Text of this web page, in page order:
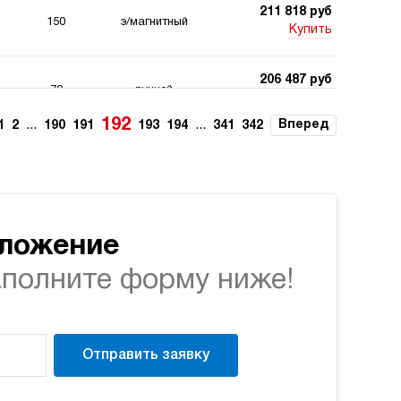
211 818 руб
Купить
150 э/магнитный
206 487 руб
70 ручной
206 506 руб
213 915 руб
ручной
2 ... 190 191 192 193 194 ... 341 342 Вперед
форму ниже!
Отправить заявку